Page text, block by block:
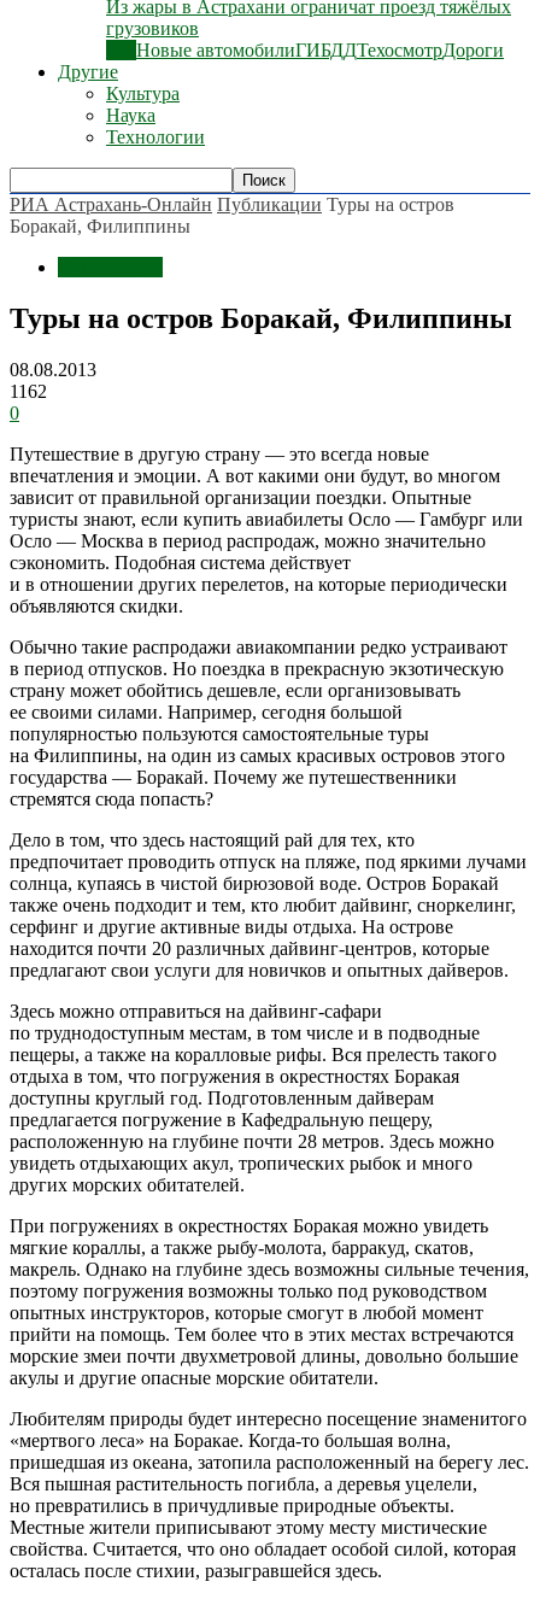
Из жары в Астрахани ограничат проезд тяжёлых
грузовиков
Новые автомобилиГИБДДТехосмотрДороги
Другие
Культура
Наука
Технологии
РИА Астрахань-Онлайн Публикации Туры на остров
Боракай, Филиппины
Туры на остров Боракай, Филиппины
08.08.2013
1162
0
Путешествие в другую страну — это всегда новые
впечатления и эмоции. А вот какими они будут, во многом
зависит от правильной организации поездки. Опытные
туристы знают, если купить авиабилеты Осло — Гамбург или
Осло — Москва в период распродаж, можно значительно
сэкономить. Подобная система действует
и в отношении других перелетов, на которые периодически
объявляются скидки.
Обычно такие распродажи авиакомпании редко устраивают
в период отпусков. Но поездка в прекрасную экзотическую
страну может обойтись дешевле, если организовывать
ее своими силами. Например, сегодня большой
популярностью пользуются самостоятельные туры
на Филиппины, на один из самых красивых островов этого
государства — Боракай. Почему же путешественники
стремятся сюда попасть?
Дело в том, что здесь настоящий рай для тех, кто
предпочитает проводить отпуск на пляже, под яркими лучами
солнца, купаясь в чистой бирюзовой воде. Остров Боракай
также очень подходит и тем, кто любит дайвинг, сноркелинг,
серфинг и другие активные виды отдыха. На острове
находится почти 20 различных дайвинг-центров, которые
предлагают свои услуги для новичков и опытных дайверов.
Здесь можно отправиться на дайвинг-сафари
по труднодоступным местам, в том числе и в подводные
пещеры, а также на коралловые рифы. Вся прелесть такого
отдыха в том, что погружения в окрестностях Боракая
доступны круглый год. Подготовленным дайверам
предлагается погружение в Кафедральную пещеру,
расположенную на глубине почти 28 метров. Здесь можно
увидеть отдыхающих акул, тропических рыбок и много
других морских обитателей.
При погружениях в окрестностях Боракая можно увидеть
мягкие кораллы, а также рыбу-молота, барракуд, скатов,
макрель. Однако на глубине здесь возможны сильные течения,
поэтому погружения возможны только под руководством
опытных инструкторов, которые смогут в любой момент
прийти на помощь. Тем более что в этих местах встречаются
морские змеи почти двухметровой длины, довольно большие
акулы и другие опасные морские обитатели.
Любителям природы будет интересно посещение знаменитого
«мертвого леса» на Боракае. Когда-то большая волна,
пришедшая из океана, затопила расположенный на берегу лес.
Вся пышная растительность погибла, а деревья уцелели,
но превратились в причудливые природные объекты.
Местные жители приписывают этому месту мистические
свойства. Считается, что оно обладает особой силой, которая
осталась после стихии, разыгравшейся здесь.